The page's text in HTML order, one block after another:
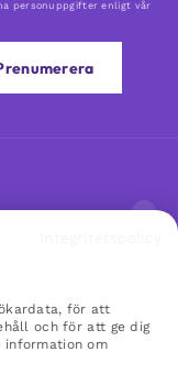
personuppgifter enligt vår
för att
och för att ge dig
information om